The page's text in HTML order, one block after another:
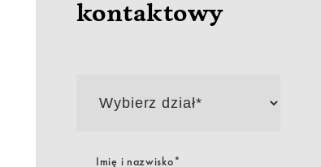
kontaktowy
Imię i nazwisko*